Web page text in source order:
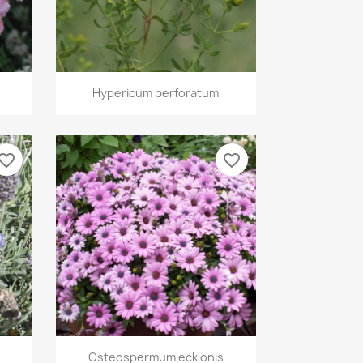
Vista rápida
Hypericum perforatum
Vista rápida
Osteospermum ecklonis
favorite_border